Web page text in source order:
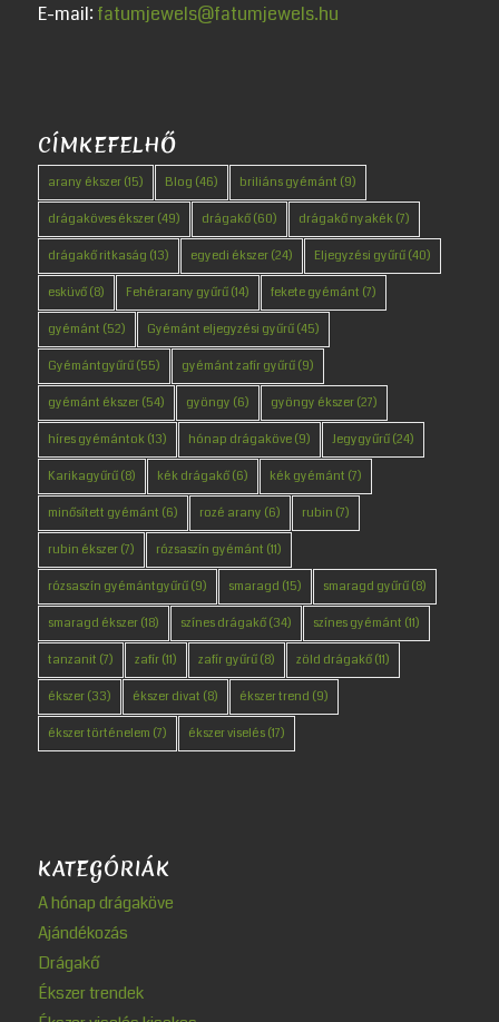
E-mail: fatumjewels@fatumjewels.hu
CÍMKEFELHŐ
arany ékszer(15) Blog (46) briliáns gyémánt (9)
drágaköves ékszer(49) drágakő(60) drágakő nyakék(7)
drágakő ritkaság (13) egyedi ékszer(24) Eljegyzési gyűrű(40)
esküvő(8) Fehérarany gyűrű(14) fekete gyémánt (7)
gyémánt (52) Gyémánt eljegyzési gyűrű(45)
Gyémántgyűrű(55) gyémánt zafír gyűrű(9)
gyémánt ékszer(54) gyöngy (6) gyöngy ékszer(27)
híres gyémántok(13) hónap drágaköve(9) Jegygyűrű(24)
Karikagyűrű(8) kék drágakő(6) kék gyémánt (7)
minősített gyémánt (6) rozé arany (6) rubin (7)
rubin ékszer(7) rózsaszín gyémánt (11)
rózsaszín gyémántgyűrű(9) smaragd (15) smaragd gyűrű(8)
smaragd ékszer(18) színes drágakő(34) színes gyémánt (11)
tanzanit (7) zafír(11) zafír gyűrű(8) zöld drágakő(11)
ékszer(33) ékszer divat (8) ékszer trend (9)
ékszer történelem (7) ékszer viselés(17)
KATEGÓRIÁK
A hónap drágaköve
Ajándékozás
Drágakő
Ékszer trendek